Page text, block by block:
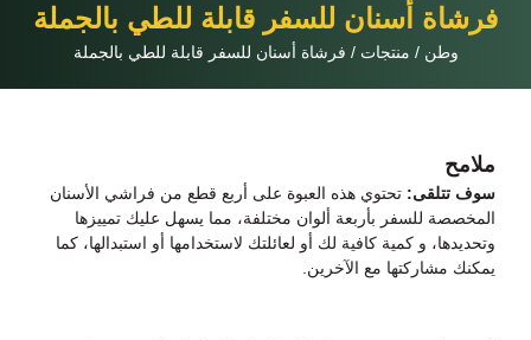
فرشاة أسنان للسفر قابلة للطي بالجملة
وطن / منتجات / فرشاة أسنان للسفر قابلة للطي بالجملة
ملامح
سوف تتلقى: تحتوي هذه العبوة على أربع قطع من فراشي الأسنان
المخصصة للسفر بأربعة ألوان مختلفة، مما يسهل عليك تمييزها
وتحديدها، و كمية كافية لك أو لعائلتك لاستخدامها أو استبدالها، كما
يمكنك مشاركتها مع الآخرين.